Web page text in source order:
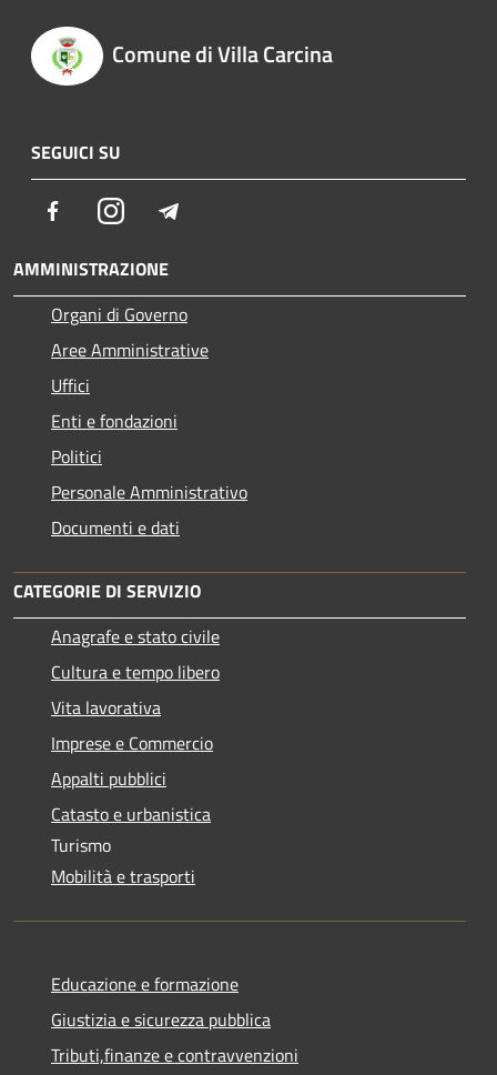
Comune di Villa Carcina
SEGUICI SU
FacebookInstagram
AMMINISTRAZIONE
Organi di Governo
Aree Amministrative
Uffici
Enti e fondazioni
Politici
Personale Amministrativo
Documenti e dati
CATEGORIE DI SERVIZIO
Anagrafe e stato civile
Cultura e tempo libero
Vita lavorativa
Imprese e Commercio
Appalti pubblici
Catasto e urbanistica
Turismo
Mobilità e trasporti
Educazione e formazione
Giustizia e sicurezza pubblica
Tributi,finanze e contravvenzioni